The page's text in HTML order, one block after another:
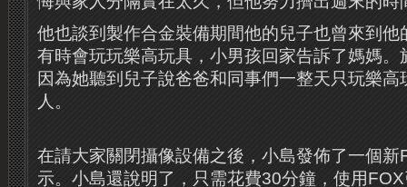
他也談到製作合金裝備期間他的兒子也曾來到他
有時會玩玩樂高玩具，小男孩回家告訴了媽媽。
因為她聽到兒子說爸爸和同事們一整天只玩樂
人。
在請大家關閉攝像設備之後，小島發佈了一個新
示。小島還說明了，只需花費30分鐘，使用FOX